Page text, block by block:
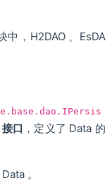
中，H2DAO 、EsDA
接口 ，定义了 Data 的
。